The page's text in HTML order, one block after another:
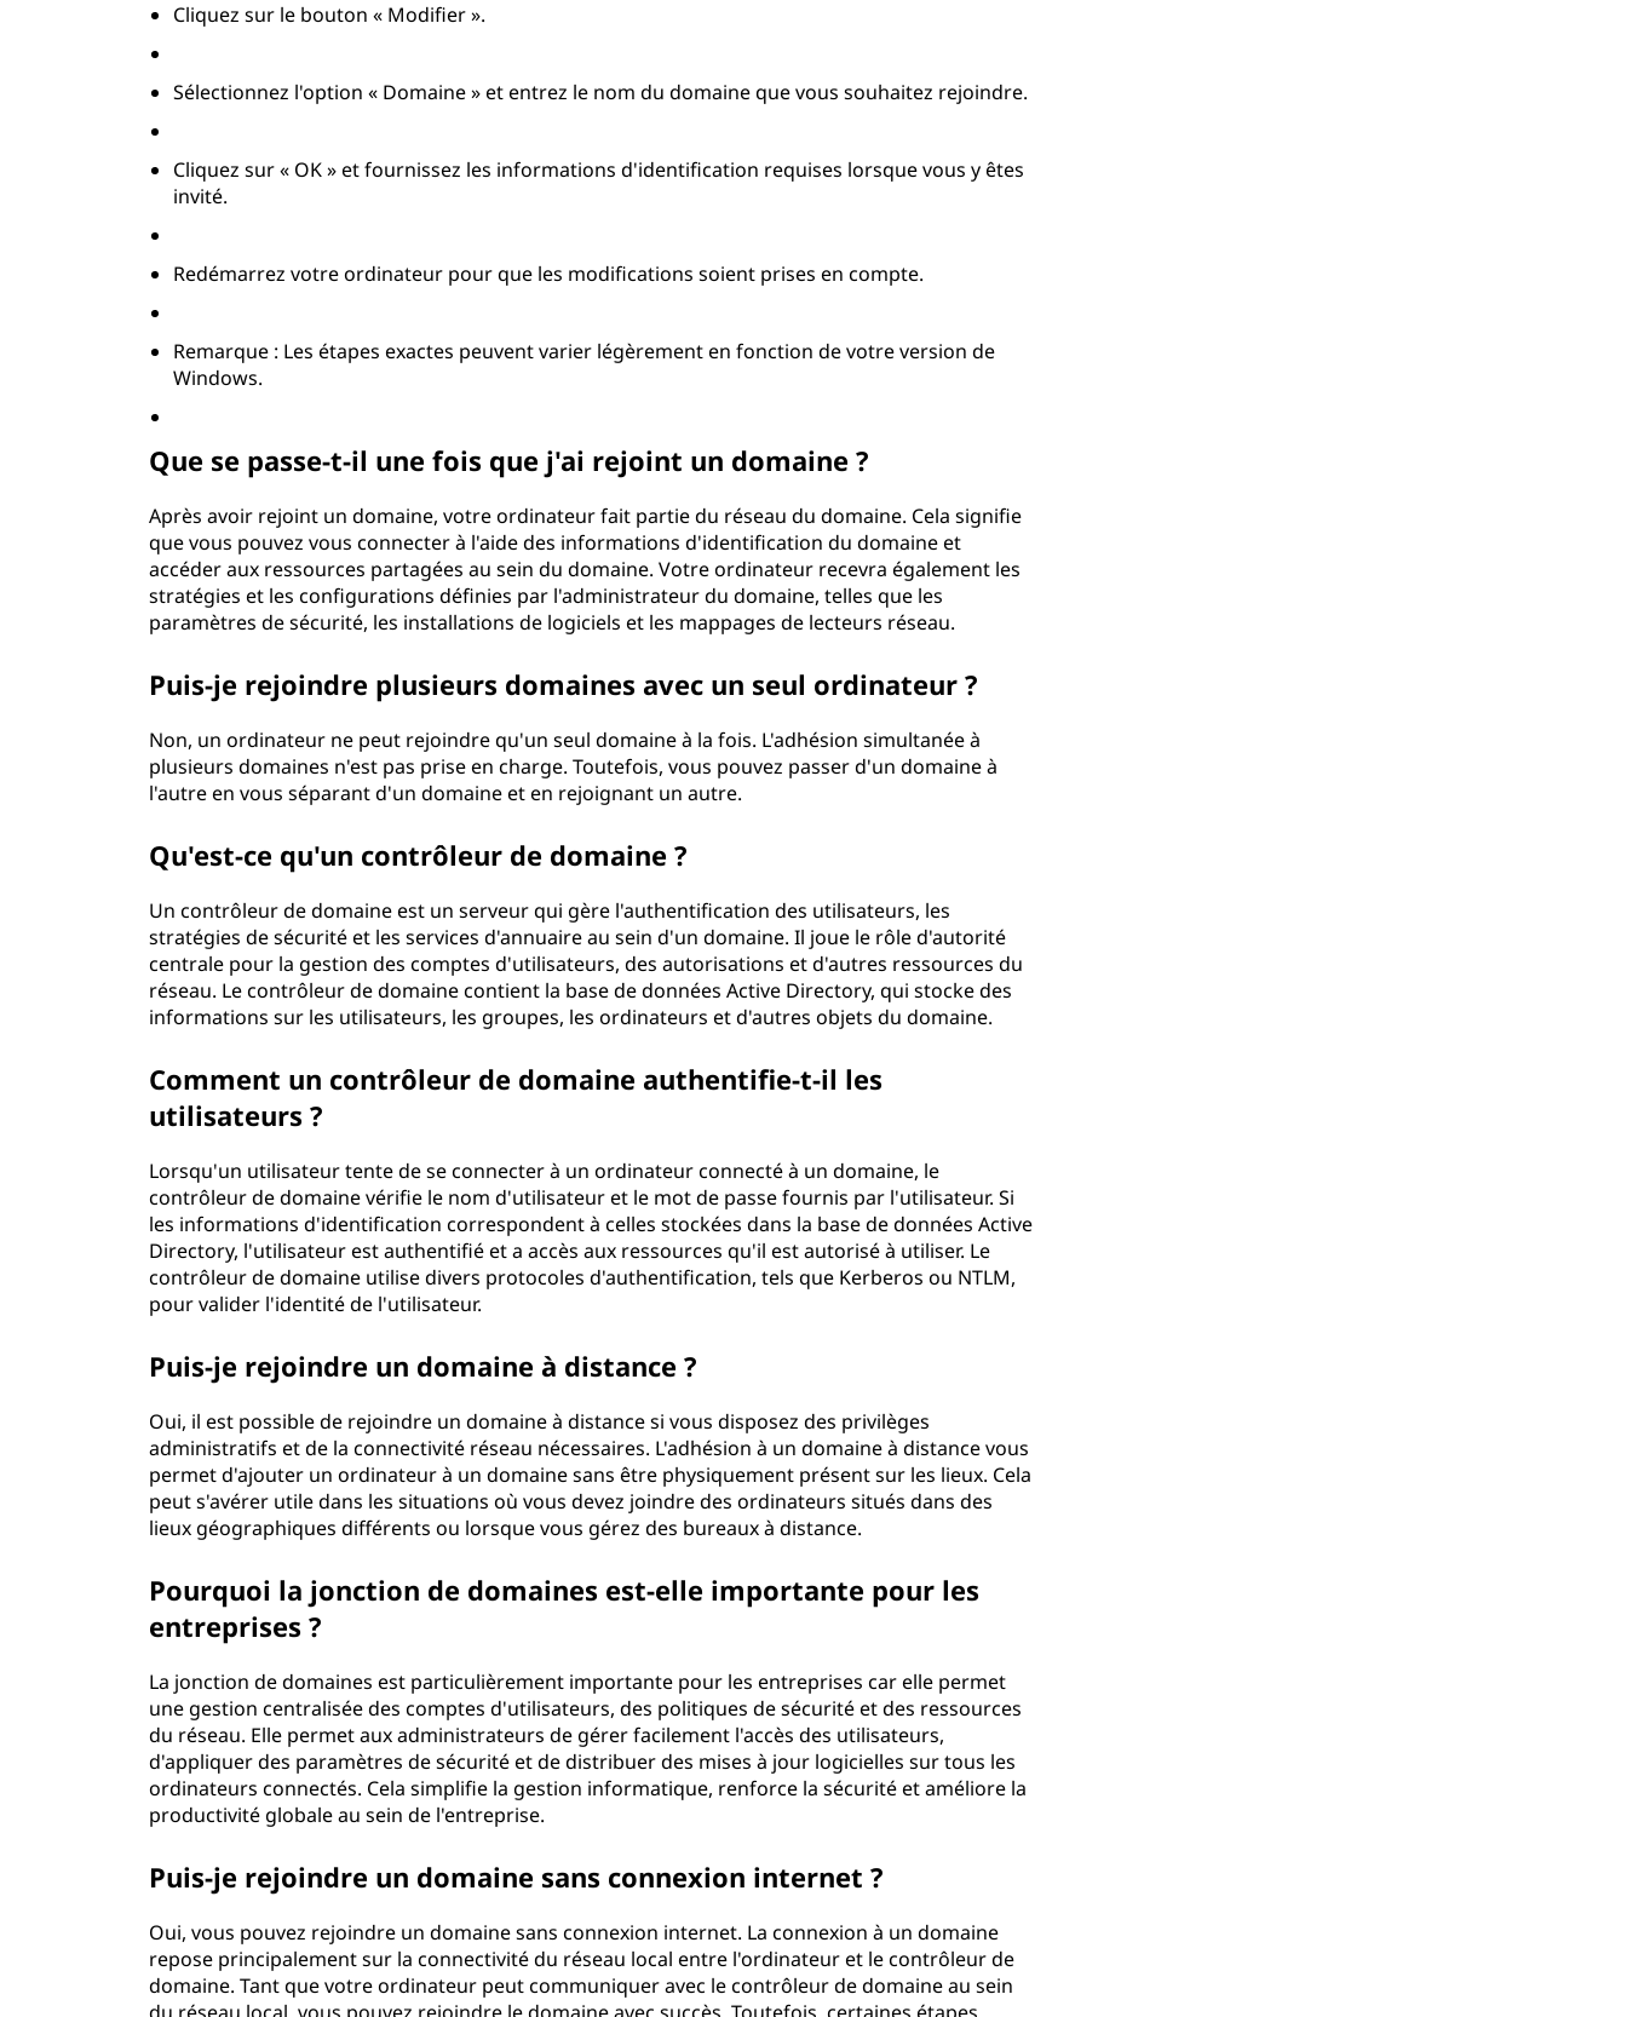
Cliquez sur le bouton « Modifier ».
Sélectionnez l'option « Domaine » et entrez le nom du domaine que vous souhaitez rejoindre.
Cliquez sur « OK » et fournissez les informations d'identification requises lorsque vous y êtes
invité.
Redémarrez votre ordinateur pour que les modifications soient prises en compte.
Remarque : Les étapes exactes peuvent varier légèrement en fonction de votre version de
Windows.
Que se passe-t-il une fois que j'ai rejoint un domaine ?
Après avoir rejoint un domaine, votre ordinateur fait partie du réseau du domaine. Cela signifie
que vous pouvez vous connecter à l'aide des informations d'identification du domaine et
accéder aux ressources partagées au sein du domaine. Votre ordinateur recevra également les
stratégies et les configurations définies par l'administrateur du domaine, telles que les
paramètres de sécurité, les installations de logiciels et les mappages de lecteurs réseau.
Puis-je rejoindre plusieurs domaines avec un seul ordinateur ?
Non, un ordinateur ne peut rejoindre qu'un seul domaine à la fois. L'adhésion simultanée à
plusieurs domaines n'est pas prise en charge. Toutefois, vous pouvez passer d'un domaine à
l'autre en vous séparant d'un domaine et en rejoignant un autre.
Qu'est-ce qu'un contrôleur de domaine ?
Un contrôleur de domaine est un serveur qui gère l'authentification des utilisateurs, les
stratégies de sécurité et les services d'annuaire au sein d'un domaine. Il joue le rôle d'autorité
centrale pour la gestion des comptes d'utilisateurs, des autorisations et d'autres ressources du
réseau. Le contrôleur de domaine contient la base de données Active Directory, qui stocke des
informations sur les utilisateurs, les groupes, les ordinateurs et d'autres objets du domaine.
Comment un contrôleur de domaine authentifie-t-il les
utilisateurs ?
Lorsqu'un utilisateur tente de se connecter à un ordinateur connecté à un domaine, le
contrôleur de domaine vérifie le nom d'utilisateur et le mot de passe fournis par l'utilisateur. Si
les informations d'identification correspondent à celles stockées dans la base de données Active
Directory, l'utilisateur est authentifié et a accès aux ressources qu'il est autorisé à utiliser. Le
contrôleur de domaine utilise divers protocoles d'authentification, tels que Kerberos ou NTLM,
pour valider l'identité de l'utilisateur.
Puis-je rejoindre un domaine à distance ?
Oui, il est possible de rejoindre un domaine à distance si vous disposez des privilèges
administratifs et de la connectivité réseau nécessaires. L'adhésion à un domaine à distance vous
permet d'ajouter un ordinateur à un domaine sans être physiquement présent sur les lieux. Cela
peut s'avérer utile dans les situations où vous devez joindre des ordinateurs situés dans des
lieux géographiques différents ou lorsque vous gérez des bureaux à distance.
Pourquoi la jonction de domaines est-elle importante pour les
entreprises ?
La jonction de domaines est particulièrement importante pour les entreprises car elle permet
une gestion centralisée des comptes d'utilisateurs, des politiques de sécurité et des ressources
du réseau. Elle permet aux administrateurs de gérer facilement l'accès des utilisateurs,
d'appliquer des paramètres de sécurité et de distribuer des mises à jour logicielles sur tous les
ordinateurs connectés. Cela simplifie la gestion informatique, renforce la sécurité et améliore la
productivité globale au sein de l'entreprise.
Puis-je rejoindre un domaine sans connexion internet ?
Oui, vous pouvez rejoindre un domaine sans connexion internet. La connexion à un domaine
repose principalement sur la connectivité du réseau local entre l'ordinateur et le contrôleur de
domaine. Tant que votre ordinateur peut communiquer avec le contrôleur de domaine au sein